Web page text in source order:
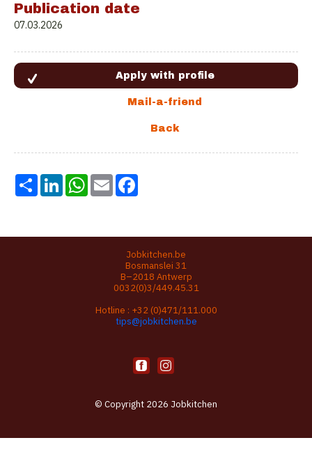
Publication date
07.03.2026
Share LinkedInWhatsApp
Email
Jobkitchen.be
Bosmanslei 31
B–2018 Antwerp
0032(0)3/449.45.31
Hotline : +32 (0)471/111.000
tips@jobkitchen.be
© Copyright 2026 Jobkitchen